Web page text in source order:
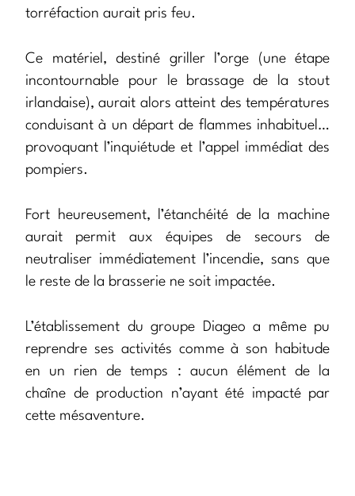
torréfaction aurait pris feu.
Ce matériel, destiné griller l’orge (une étape
incontournable pour le brassage de la stout
irlandaise), aurait alors atteint des températures
conduisant à un départ de flammes inhabituel…
provoquant l’inquiétude et l’appel immédiat des
pompiers.
Fort heureusement, l’étanchéité de la machine
aurait permit aux équipes de secours de
neutraliser immédiatement l’incendie, sans que
le reste de la brasserie ne soit impactée.
L’établissement du groupe Diageo a même pu
reprendre ses activités comme à son habitude
en un rien de temps : aucun élément de la
chaîne de production n’ayant été impacté par
cette mésaventure.